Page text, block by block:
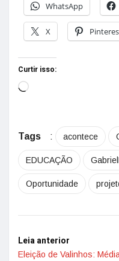
WhatsApp
X
Curtir isso:
Tags : acontece
EDUCAÇÃO
Oportunidade
Leia anterior
Eleição de Valinhos: